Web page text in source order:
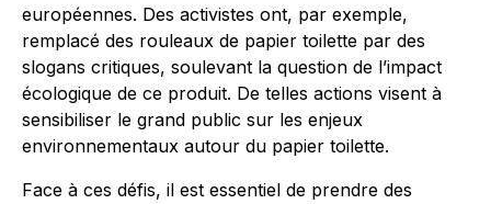
européennes. Des activistes ont, par exemple,
remplacé des rouleaux de papier toilette par des
slogans critiques, soulevant la question de l’impact
écologique de ce produit. De telles actions visent à
sensibiliser le grand public sur les enjeux
environnementaux autour du papier toilette.
Face à ces défis, il est essentiel de prendre des